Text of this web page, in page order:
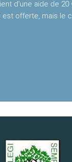
d'une aide de
offerte, mais le